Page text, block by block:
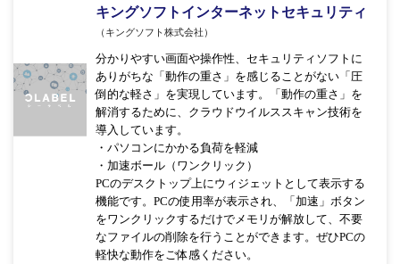
キングソフトインターネットセキュリティ
（キングソフト株式会社）
分かりやすい画面や操作性、セキュリティソフトに
ありがちな「動作の重さ」を感じることがない「圧
倒的な軽さ」を実現しています。「動作の重さ」を
解消するために、クラウドウイルススキャン技術を
導入しています。
・パソコンにかかる負荷を軽減
・加速ボール（ワンクリック）
PCのデスクトップ上にウィジェットとして表示する
機能です。PCの使用率が表示され、「加速」ボタン
をワンクリックするだけでメモリが解放して、不要
なファイルの削除を行うことができます。ぜひPCの
軽快な動作をご体感ください。